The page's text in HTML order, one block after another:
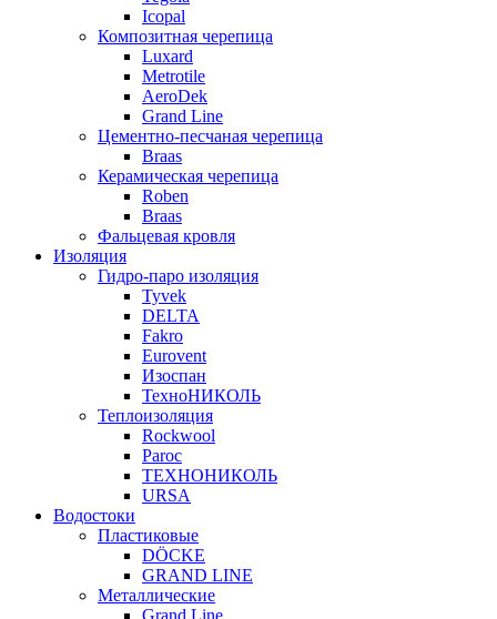
Icopal
Композитная черепица
Luxard
Metrotile
AeroDek
Grand Line
Цементно-песчаная черепица
Braas
Керамическая черепица
Roben
Braas
Фальцевая кровля
Изоляция
Гидро-паро изоляция
Tyvek
DELTA
Fakro
Eurovent
Изоспан
ТехноНИКОЛЬ
Теплоизоляция
Rockwool
Paroc
ТЕХНОНИКОЛЬ
URSA
Водостоки
Пластиковые
DÖCKE
GRAND LINE
Металлические
Grand Line